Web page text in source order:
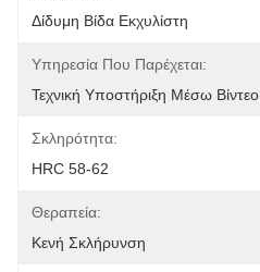
Δίδυμη Βίδα Εκχυλίστη
Υπηρεσία Που Παρέχεται:
Τεχνική Υποστήριξη Μέσω Βίντεο
Σκληρότητα:
HRC 58-62
Θεραπεία:
Κενή Σκλήρυνση